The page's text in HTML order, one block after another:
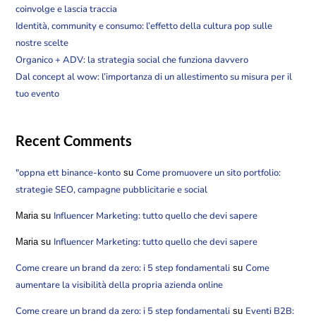
coinvolge e lascia traccia
Identità, community e consumo: l’effetto della cultura pop sulle
nostre scelte
Organico + ADV: la strategia social che funziona davvero
Dal concept al wow: l’importanza di un allestimento su misura per il
tuo evento
Recent Comments
"oppna ett binance-konto suCome promuovere un sito portfolio:
strategie SEO, campagne pubblicitarie e social
Mariasu Influencer Marketing: tutto quello che devi sapere
Mariasu Influencer Marketing: tutto quello che devi sapere
Come creare un brand da zero: i 5 step fondamentali suCome
aumentare la visibilità della propria azienda online
Come creare un brand da zero: i 5 step fondamentali su Eventi B2B: